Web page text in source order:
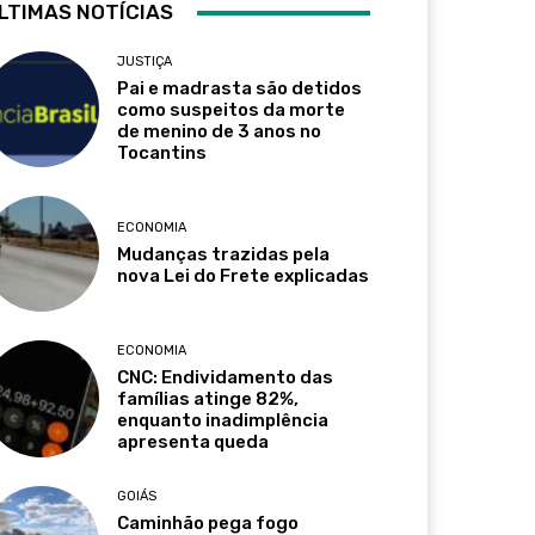
NOTÍCIAS
JUSTIÇA
Pai e madrasta são detidos
como suspeitos da morte
de menino de 3 anos no
Tocantins
ECONOMIA
Mudanças trazidas pela
nova Lei do Frete explicadas
ECONOMIA
CNC: Endividamento das
famílias atinge 82%,
enquanto inadimplência
apresenta queda
GOIÁS
Caminhão pega fogo